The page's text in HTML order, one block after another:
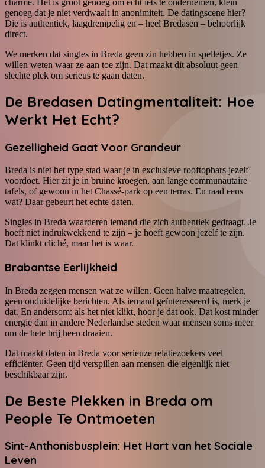
genoeg dat je niet verdwaalt in anonimiteit. De datingscene hier?
Die is authentiek, laagdrempelig en – heel Bredasen – behoorlijk
direct.
We merken dat singles in Breda geen zin hebben in spelletjes. Ze
willen weten waar ze aan toe zijn. Dat maakt dit absoluut geen
slechte plek om serieus te gaan daten.
De Bredasen Datingmentaliteit: Hoe
Werkt Het Echt?
Gezelligheid Gaat Voor Grandeur
Breda is niet het type stad waar je in exclusieve rooftopbars jezelf
voordoet. Hier zit je in bruine kroegen, aan lange communautaire
tafels, of gewoon in het Chassé-park op een terras. En raad eens
wat? Daar gebeurt het echte daten.
Singles in Breda waarderen iemand die zich authentiek gedraagt. Je
hoeft niet indrukwekkend te zijn – je hoeft gewoon jezelf te zijn.
Dat klinkt cliché, maar het is waar.
Brabantse Eerlijkheid
In Breda zeggen mensen wat ze willen. Geen halve maatregelen,
geen onduidelijke berichten. Als iemand geïnteresseerd is, merk je
dat. En andersom: als het niet klikt, hoor je dat ook. Dat kost minder
energie dan in andere Nederlandse steden waar mensen soms meer
om de hete brij heen draaien.
Dat maakt daten in Breda voor serieuze relatiezoekers veel
efficiënter. Geen tijd verspillen aan mensen die eigenlijk niet
beschikbaar zijn.
De Beste Plekken in Breda om
People Te Ontmoeten
Sint-Anthonisbusplein: Het Hart van het Sociale
Leven